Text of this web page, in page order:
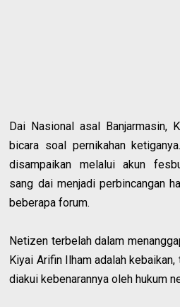
Dai Nasional asal Banjarmasin,
bicara soal pernikahan
disampaikan melalui akun
sang dai menjadi perbincangan
beberapa forum.
Netizen terbelah dalam
Kiyai Arifin Ilham adalah
diakui kebenarannya oleh hukum